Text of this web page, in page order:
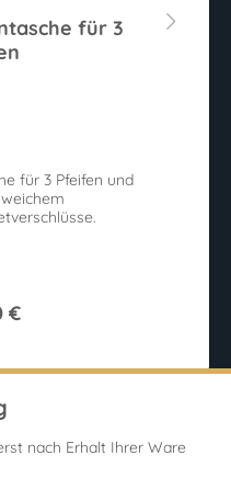
für 3
für 3 Pfeifen und
€
nach Erhalt Ihrer Ware